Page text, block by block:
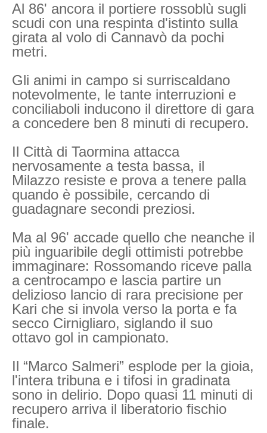
Al 86' ancora il portiere rossoblù sugli
scudi con una respinta d'istinto sulla
girata al volo di Cannavò da pochi
metri.
Gli animi in campo si surriscaldano
notevolmente, le tante interruzioni e
conciliaboli inducono il direttore di gara
a concedere ben 8 minuti di recupero.
Il Città di Taormina attacca
nervosamente a testa bassa, il
Milazzo resiste e prova a tenere palla
quando è possibile, cercando di
guadagnare secondi preziosi.
Ma al 96' accade quello che neanche il
più inguaribile degli ottimisti potrebbe
immaginare: Rossomando riceve palla
a centrocampo e lascia partire un
delizioso lancio di rara precisione per
Kari che si invola verso la porta e fa
secco Cirnigliaro, siglando il suo
ottavo gol in campionato.
Il “Marco Salmeri” esplode per la gioia,
l'intera tribuna e i tifosi in gradinata
sono in delirio. Dopo quasi 11 minuti di
recupero arriva il liberatorio fischio
finale.